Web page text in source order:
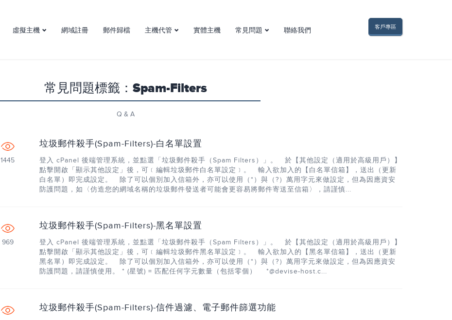
虛擬主機 網域註冊 郵件歸檔 主機代管 實體主機 常見問題 聯絡我們 客戶專區
常見問題標籤：Spam-Filters
Q & A
1445
垃圾郵件殺手(Spam-Filters)-白名單設置
登入 cPanel 後端管理系統，並點選「垃圾郵件殺手（Spam Filters）」。 於【其他設定（適用於高級用戶）】
點擊開啟「顯示其他設定」後，可﹝編輯垃圾郵件白名單設定﹞。 輸入欲加入的【白名單信箱】，送出（更新
白名單）即完成設定。 除了可以個別加入信箱外，亦可以使用（*）與（?）萬用字元來做設定，但為因應資安
防護問題，如〈仿造您的網域名稱的垃圾郵件發送者可能會更容易將郵件寄送至信箱〉，請謹慎...
969
垃圾郵件殺手(Spam-Filters)-黑名單設置
登入 cPanel 後端管理系統，並點選「垃圾郵件殺手（Spam Filters）」。 於【其他設定（適用於高級用戶）】
點擊開啟「顯示其他設定」後，可﹝編輯垃圾郵件黑名單設定﹞。 輸入欲加入的【黑名單信箱】，送出（更新
黑名單）即完成設定。 除了可以個別加入信箱外，亦可以使用（*）與（?）萬用字元來做設定，但為因應資安
防護問題，請謹慎使用。 * (星號) = 匹配任何字元數量（包括零個） *@devise-host.c...
垃圾郵件殺手(Spam-Filters)-信件過濾、電子郵件篩選功能